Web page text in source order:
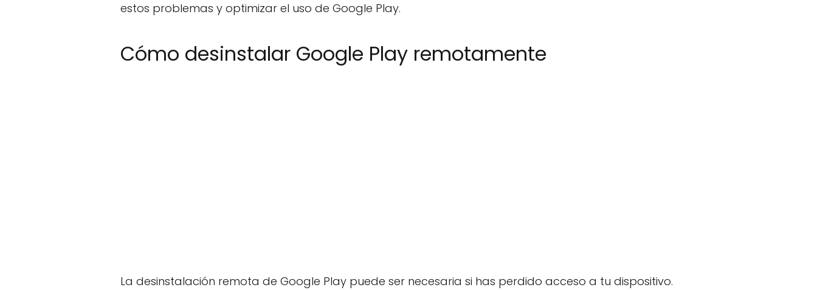
estos problemas y optimizar el uso de Google Play.
Cómo desinstalar Google Play remotamente
La desinstalación remota de Google Play puede ser necesaria si has perdido acceso a tu dispositivo.